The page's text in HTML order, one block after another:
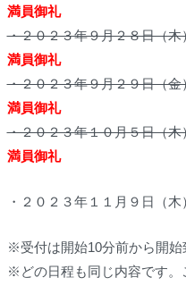
満員御礼
・２０２３年９月２８日（
満員御礼
・２０２３年９月２９日（
満員御礼
・２０２３年１０月５日（
満員御礼
・２０２３年１１月９日（
※受付は開始10分前から開始
※どの日程も同じ内容です。